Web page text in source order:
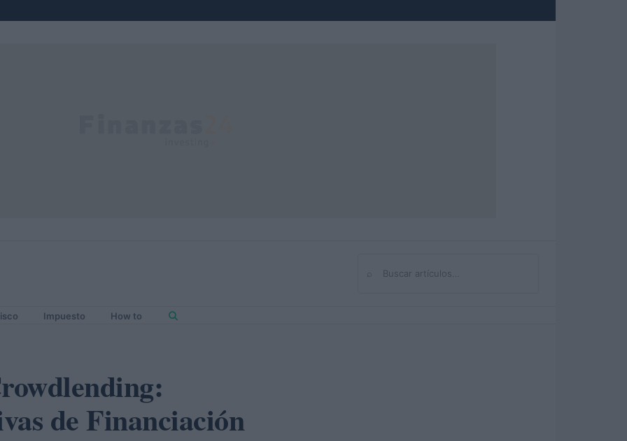
Buscar
Impuesto How to
de Financiación